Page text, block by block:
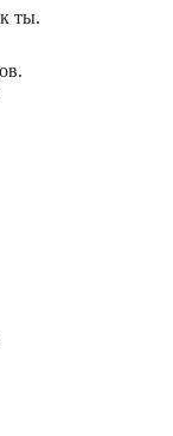
ты.